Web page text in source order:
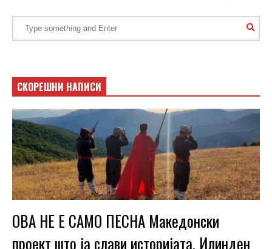
СКОРЕШНИ НАПИСИ
ОВА НЕ Е САМО ПЕСНА Македонски
проект што ја слави историјата, Илинден